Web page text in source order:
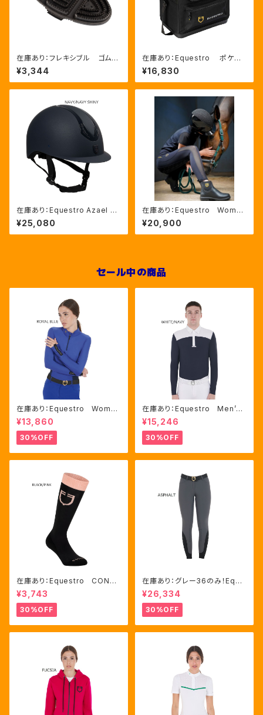
在庫あり：フレキシブル ゴムブ
ラシ（ETS00006）
¥3,344
在庫あり：Equestro ポケット
いっぱいグルーミングバッグ（ET
S02013）
¥16,830
在庫あり：Equestro Azael ユ
ニセックスヘルメットNAVY/NA
VYSHINY XLサイズ（ETU02
011）
¥25,080
在庫あり：Equestro Wome
n’ｓ メッシュインサート フル
グリップレギンス（ETW00170）
¥20,900
セール中の商品
在庫あり：Equestro Wome
n's テクニカル トレーニング
ポロシャツ Royal Blue、M
サイズ（ETW00064）
¥13,860
30%OFF
在庫あり：Equestro Men’ｓ
メッシュコンビ 長袖 競技用
シャツ 2色Mサイズ（ETM000
60）
¥15,246
30%OFF
在庫あり：Equestro CONTR
ASTING LOGO ソックス 2
色（ETU00019）
¥3,743
30%OFF
在庫あり：グレー36のみ！Eque
stro Women's Aria キュロ
ット FULLグリップ（ET0675
0）
¥26,334
30%OFF